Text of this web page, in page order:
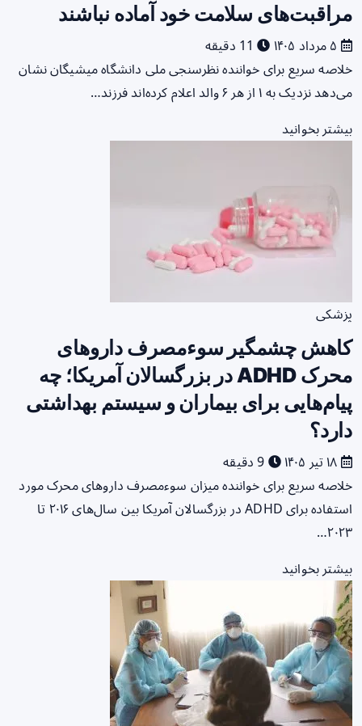
مراقبت‌های سلامت خود آماده نباشند
11 دقیقه
خلاصه سریع برای خواننده نظرسنجی ملی دانشگاه میشیگان نشان
می‌دهد نزدیک به ۱ از هر ۶ والد اعلام کرده‌اند فرزند…
بیشتر بخوانید
پزشکی
کاهش چشمگیر سوء‌مصرف داروهای
محرک ADHD در بزرگسالان آمریکا؛ چه
پیام‌هایی برای بیماران و سیستم بهداشتی
دارد؟
خلاصه سریع برای خواننده میزان سوء‌مصرف داروهای محرک مورد
استفاده برای ADHD در بزرگسالان آمریکا بین سال‌های ۲۰۱۶ تا
۲۰۲۳…
بیشتر بخوانید